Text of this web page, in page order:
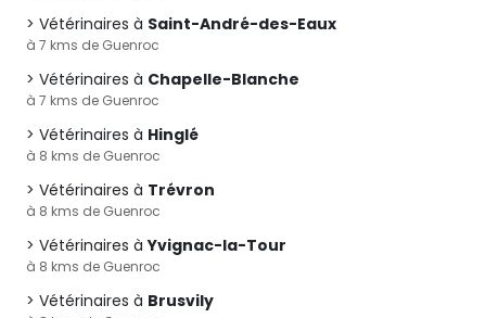
Vétérinaires à Saint-André-des-Eaux
à 7 kms de Guenroc
Vétérinaires à Chapelle-Blanche
à 7 kms de Guenroc
Vétérinaires à Hinglé
à 8 kms de Guenroc
Vétérinaires à Trévron
à 8 kms de Guenroc
Vétérinaires àYvignac-la-Tour
à 8 kms de Guenroc
Vétérinaires à Brusvily